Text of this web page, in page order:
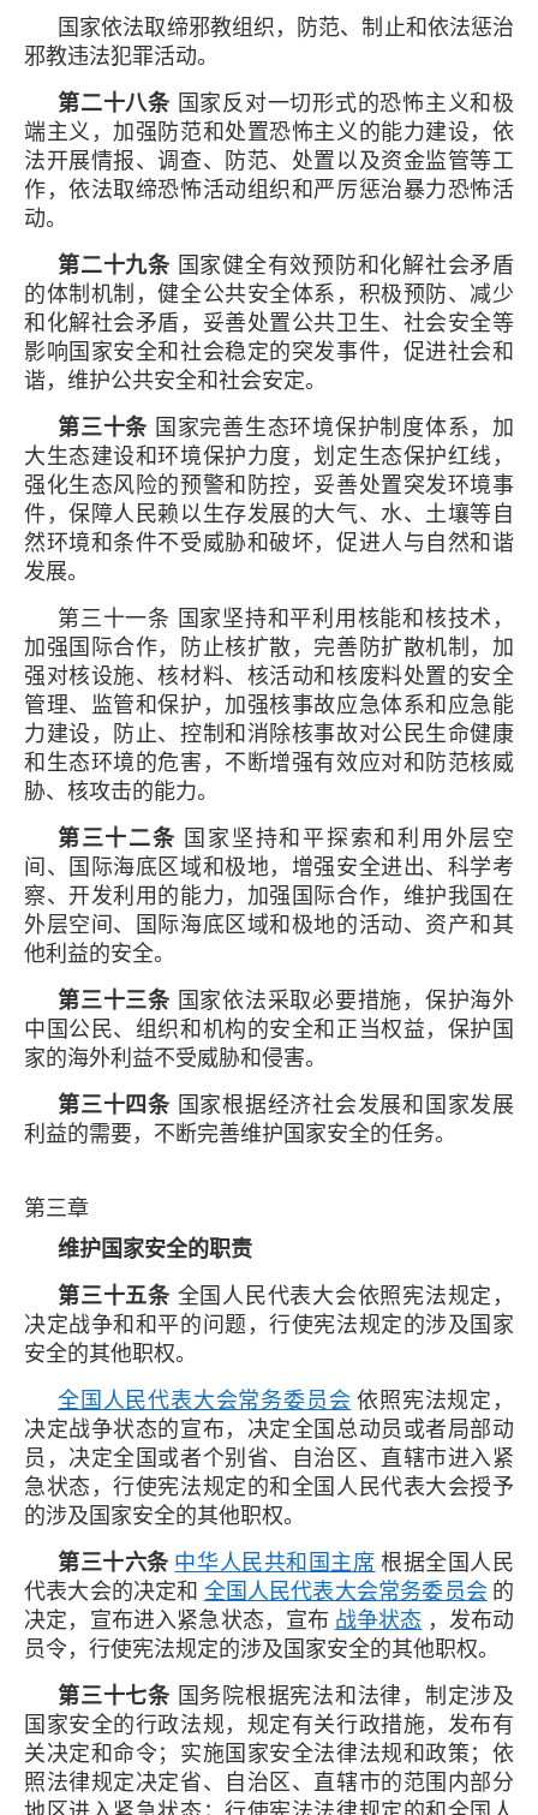
国家依法取缔邪教组织，防范、制止和依法惩治
邪教违法犯罪活动。
第二十八条 国家反对一切形式的恐怖主义和极
端主义，加强防范和处置恐怖主义的能力建设，依
法开展情报、调查、防范、处置以及资金监管等工
作，依法取缔恐怖活动组织和严厉惩治暴力恐怖活
动。
第二十九条 国家健全有效预防和化解社会矛盾
的体制机制，健全公共安全体系，积极预防、减少
和化解社会矛盾，妥善处置公共卫生、社会安全等
影响国家安全和社会稳定的突发事件，促进社会和
谐，维护公共安全和社会安定。
第三十条 国家完善生态环境保护制度体系，加
大生态建设和环境保护力度，划定生态保护红线，
强化生态风险的预警和防控，妥善处置突发环境事
件，保障人民赖以生存发展的大气、水、土壤等自
然环境和条件不受威胁和破坏，促进人与自然和谐
发展。
第三十一条 国家坚持和平利用核能和核技术，
加强国际合作，防止核扩散，完善防扩散机制，加
强对核设施、核材料、核活动和核废料处置的安全
管理、监管和保护，加强核事故应急体系和应急能
力建设，防止、控制和消除核事故对公民生命健康
和生态环境的危害，不断增强有效应对和防范核威
胁、核攻击的能力。
第三十二条 国家坚持和平探索和利用外层空
间、国际海底区域和极地，增强安全进出、科学考
察、开发利用的能力，加强国际合作，维护我国在
外层空间、国际海底区域和极地的活动、资产和其
他利益的安全。
第三十三条 国家依法采取必要措施，保护海外
中国公民、组织和机构的安全和正当权益，保护国
家的海外利益不受威胁和侵害。
第三十四条 国家根据经济社会发展和国家发展
利益的需要，不断完善维护国家安全的任务。
第三章
维护国家安全的职责
第三十五条 全国人民代表大会依照宪法规定，
决定战争和和平的问题，行使宪法规定的涉及国家
安全的其他职权。
全国人民代表大会常务委员会 依照宪法规定，
决定战争状态的宣布，决定全国总动员或者局部动
员，决定全国或者个别省、自治区、直辖市进入紧
急状态，行使宪法规定的和全国人民代表大会授予
的涉及国家安全的其他职权。
第三十六条 中华人民共和国主席 根据全国人民
代表大会的决定和 全国人民代表大会常务委员会 的
决定，宣布进入紧急状态，宣布 战争状态 ，发布动
员令，行使宪法规定的涉及国家安全的其他职权。
第三十七条 国务院根据宪法和法律，制定涉及
国家安全的行政法规，规定有关行政措施，发布有
关决定和命令；实施国家安全法律法规和政策；依
照法律规定决定省、自治区、直辖市的范围内部分